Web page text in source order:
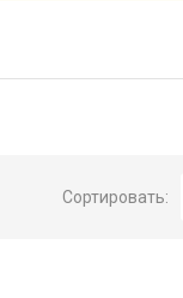
Сортировать: